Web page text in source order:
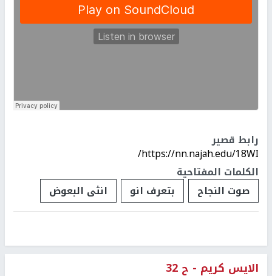
رابط قصير
https://nn.najah.edu/18WI/
الكلمات المفتاحية
صوت النجاح
بتعرف انو انثى البعوض
الايس كريم - ح 32